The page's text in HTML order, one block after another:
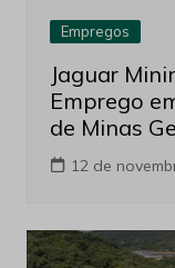
Empregos
Jaguar
Emprego
de Minas
12 de